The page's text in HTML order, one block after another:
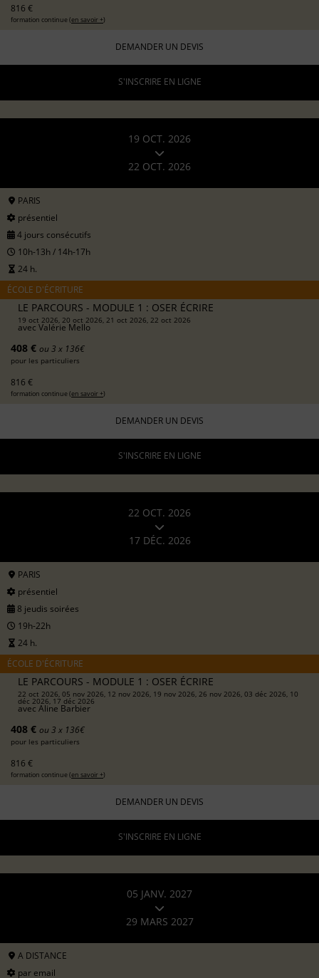
816 €
formation continue (en savoir +)
DEMANDER UN DEVIS
S'INSCRIRE EN LIGNE
19 OCT. 2026
22 OCT. 2026
PARIS
présentiel
4 jours consécutifs
10h-13h / 14h-17h
24 h.
ÉCOLE D'ÉCRITURE
LE PARCOURS - MODULE 1 : OSER ÉCRIRE
19 oct 2026, 20 oct 2026, 21 oct 2026, 22 oct 2026
avec Valérie Mello
408 € ou 3 x 136€
pour les particuliers
816 €
formation continue (en savoir +)
DEMANDER UN DEVIS
S'INSCRIRE EN LIGNE
22 OCT. 2026
17 DÉC. 2026
PARIS
présentiel
8 jeudis soirées
19h-22h
24 h.
ÉCOLE D'ÉCRITURE
LE PARCOURS - MODULE 1 : OSER ÉCRIRE
22 oct 2026, 05 nov 2026, 12 nov 2026, 19 nov 2026, 26 nov 2026, 03 déc 2026, 10
déc 2026, 17 déc 2026
avec Aline Barbier
408 € ou 3 x 136€
pour les particuliers
816 €
formation continue (en savoir +)
DEMANDER UN DEVIS
S'INSCRIRE EN LIGNE
05 JANV. 2027
29 MARS 2027
A DISTANCE
par email